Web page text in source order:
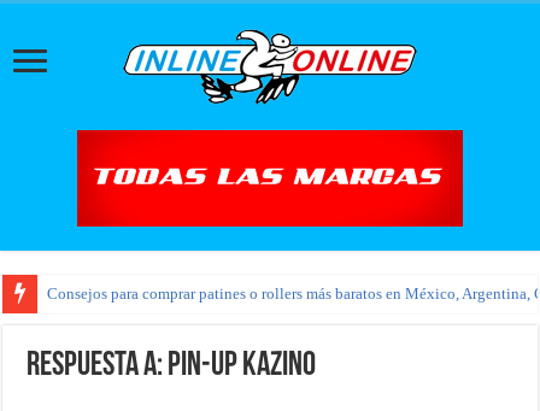
Consejos para comprar patines o rollers más baratos en México, Argentina,
Respuesta a: pin-up kazino